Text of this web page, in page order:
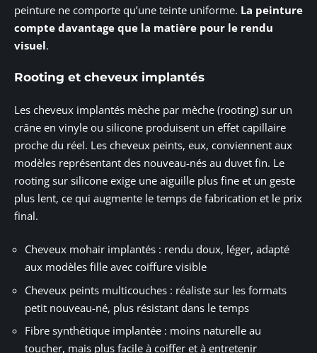
peinture ne comporte qu’une teinte uniforme. La peinture
compte davantage que la matière pour le rendu
visuel.
Rooting et cheveux implantés
Les cheveux implantés mèche par mèche (rooting) sur un
crâne en vinyle ou silicone produisent un effet capillaire
proche du réel. Les cheveux peints, eux, conviennent aux
modèles représentant des nouveau-nés au duvet fin. Le
rooting sur silicone exige une aiguille plus fine et un geste
plus lent, ce qui augmente le temps de fabrication et le prix
final.
Cheveux mohair implantés : rendu doux, léger, adapté
aux modèles fille avec coiffure visible
Cheveux peints multicouches : réaliste sur les formats
petit nouveau-né, plus résistant dans le temps
Fibre synthétique implantée : moins naturelle au
toucher, mais plus facile à coiffer et à entretenir